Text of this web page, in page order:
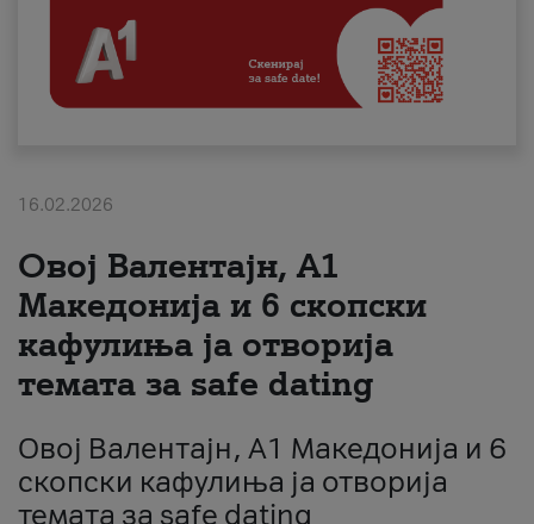
Поддршка
Надополни кредит
Плати сметка
#ПодобарОнлајн
16.02.2026
Овој Валентајн, A1
Македонија и 6 скопски
кафулиња ја отворија
темата за safe dating
Овој Валентајн, A1 Македонија и 6
скопски кафулиња ја отворија
темата за safe dating